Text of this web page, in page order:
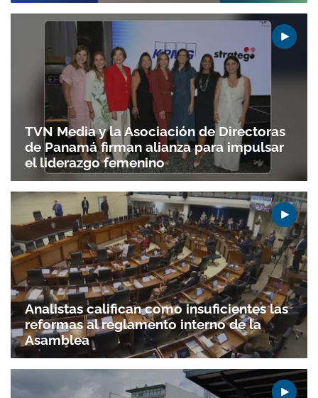
TVN Media y la Asociación de Directoras
de Panamá firman alianza para impulsar
el liderazgo femenino
Analistas califican como insuficientes las
reformas al reglamento interno de la
Asamblea